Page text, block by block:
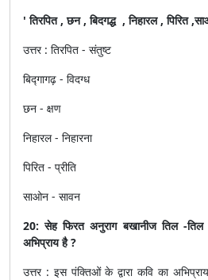
' तिरपित , छन , बिदगद्ध , निहारल , पिरित
उत्तर : तिरपित - संतुष्ट
बिद्गागढ़ - विदग्ध
छन - क्षण
निहारल - निहारना
पिरित - प्रीति
साओन - सावन
20: सेह फिरत अनुराग बखानीज तिल -
अभिप्राय है ?
उत्तर : इस पंक्तिओं के द्वारा कवि का